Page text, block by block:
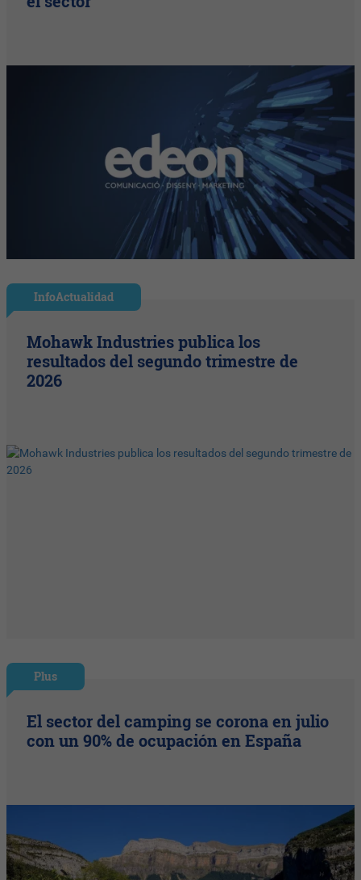
InfoActualidad
Mohawk Industries publica los
resultados del segundo trimestre de
2026
Plus
El sector del camping se corona en julio
con un 90% de ocupación en España